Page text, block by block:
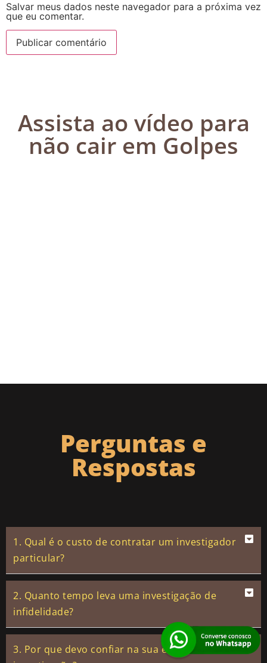
Salvar meus dados neste navegador para a próxima vez
que eu comentar.
Assista ao vídeo para
não cair em Golpes
Perguntas e
Respostas
1. Qual é o custo de contratar um investigador
particular?
2. Quanto tempo leva uma investigação de
infidelidade?
3. Por que devo confiar na sua empresa de